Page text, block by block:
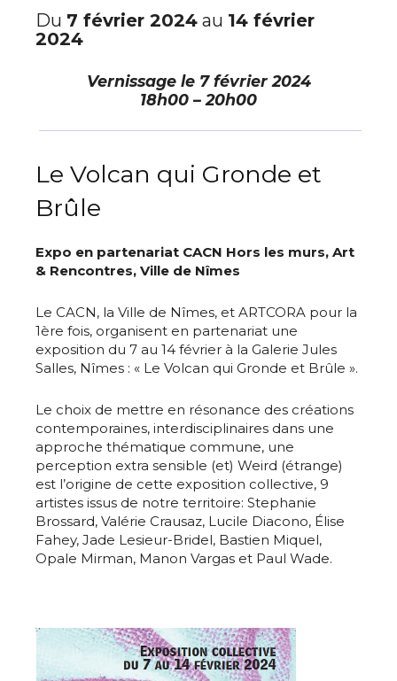
Du 7 février 2024 au 14 février
2024
Vernissage le 7 février 2024
18h00 – 20h00
Le Volcan qui Gronde et
Brûle
Expo en partenariat CACN Hors les murs, Art
& Rencontres, Ville de Nîmes
Le CACN, la Ville de Nîmes, et ARTCORA pour la
1ère fois, organisent en partenariat une
exposition du 7 au 14 février à la Galerie Jules
Salles, Nîmes : « Le Volcan qui Gronde et Brûle ».
Le choix de mettre en résonance des créations
contemporaines, interdisciplinaires dans une
approche thématique commune, une
perception extra sensible (et) Weird (étrange)
est l’origine de cette exposition collective, 9
artistes issus de notre territoire: Stephanie
Brossard, Valérie Crausaz, Lucile Diacono, Élise
Fahey, Jade Lesieur-Bridel, Bastien Miquel,
Opale Mirman, Manon Vargas et Paul Wade.